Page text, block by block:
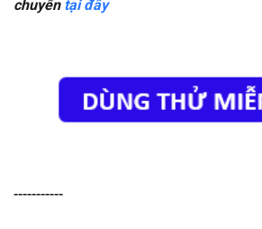
chuyển tại đây
-----------